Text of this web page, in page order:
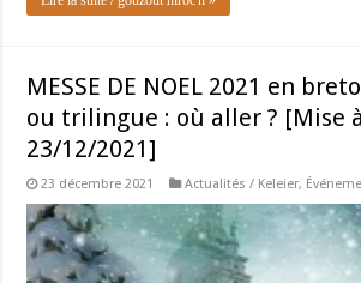
MESSE DE NOEL 2021 en
ou trilingue : où aller ? [Mise
23/12/2021]
23 décembre 2021 Actualités / Keleier,